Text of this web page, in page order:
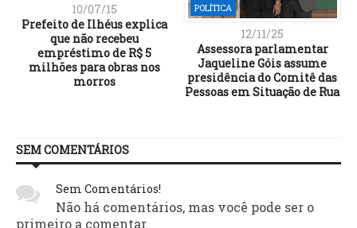
10/07/15
Prefeito de Ilhéus explica
que não recebeu
empréstimo de R$ 5
milhões para obras nos
POLÍTICA
12/11/25
Assessora parlamentar
Jaqueline Góis assume
presidência do Comitê das
Pessoas em Situação de Rua
SEM COMENTÁRIOS
Sem Comentários!
Não há comentários, mas você pode ser o
primeiro a comentar.